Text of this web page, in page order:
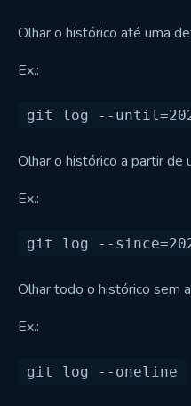
Olhar o histórico até uma
Ex.:
Olhar o histórico a partir de
Ex.:
Olhar todo o histórico sem
Ex.: